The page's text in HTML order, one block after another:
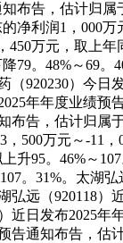
布告，估计归
净利润1，000
万元，取上
。48%～69
920230）今
年年度业绩
告，估计归
500万元～-11
95。46%～
。31%。太
弘远（920118
近日发布2025
通知布告，